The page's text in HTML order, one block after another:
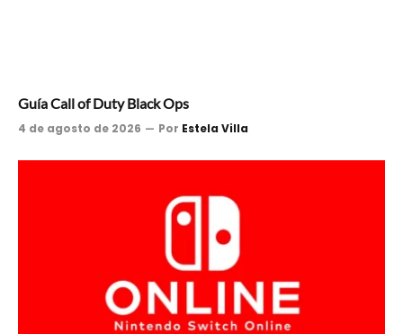
Guía Call of Duty Black Ops
4 de agosto de 2026 Por Estela Villa